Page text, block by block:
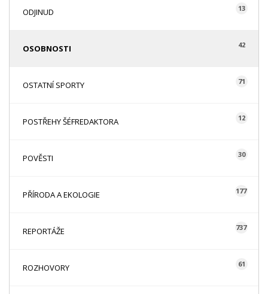
ODJINUD 13
OSOBNOSTI 42
OSTATNÍ SPORTY 71
POSTŘEHY ŠÉFREDAKTORA 12
POVĚSTI 30
PŘÍRODA A EKOLOGIE 177
REPORTÁŽE 737
ROZHOVORY 61